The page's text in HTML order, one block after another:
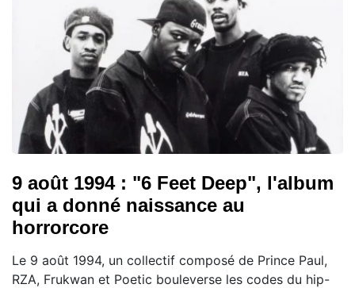
9 août 1994 : "6 Feet Deep", l'album
qui a donné naissance au
horrorcore
Le 9 août 1994, un collectif composé de Prince Paul,
RZA, Frukwan et Poetic bouleverse les codes du hip-